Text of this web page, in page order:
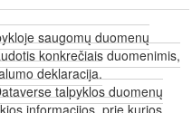
saugomų duomenų
konkrečiais duomenimis,
deklaracija.
talpyklos duomenų
informacijos, prie kurios